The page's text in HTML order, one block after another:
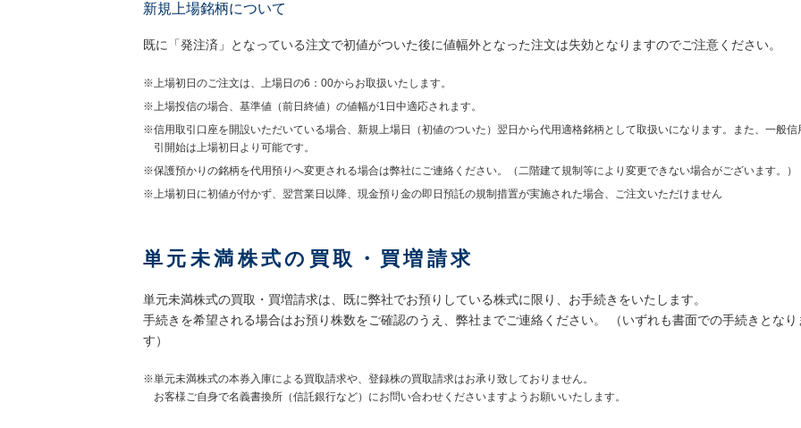
新規上場銘柄について
既に「発注済」となっている注文で初値がついた後に値幅外となった注文は失効となりますのでご注意ください。
※上場初日のご注文は、上場日の6：00からお取扱いたします。
※上場投信の場合、基準値（前日終値）の値幅が1日中適応されます。
※信用取引口座を開設いただいている場合、新規上場日（初値のついた）翌日から代用適格銘柄として取扱いになります。また、一般信
引開始は上場初日より可能です。
※保護預かりの銘柄を代用預りへ変更される場合は弊社にご連絡ください。（二階建て規制等により変更できない場合がございます。）
※上場初日に初値が付かず、翌営業日以降、現金預り金の即日預託の規制措置が実施された場合、ご注文いただけません
単元未満株式の買取・買増請求
単元未満株式の買取・買増請求は、既に弊社でお預りしている株式に限り、お手続きをいたします。
手続きを希望される場合はお預り株数をご確認のうえ、弊社までご連絡ください。 （いずれも書面での手続きとなり
す）
※単元未満株式の本券入庫による買取請求や、登録株の買取請求はお承り致しておりません。
お客様ご自身で名義書換所（信託銀行など）にお問い合わせくださいますようお願いいたします。